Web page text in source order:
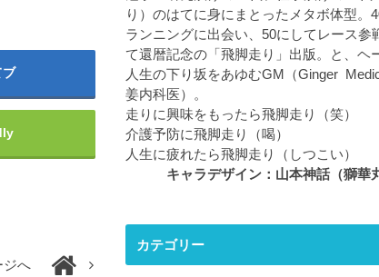
ブ
ジへ
り）のはてに身にまとったメタボ体型。
ランニングに出会い、50にしてレース参
て還暦記念の「飛脚走り」出版。と、ヘ
人生の下り坂をあゆむGM（Ginger
姜内科医）。
走りに興味をもったら飛脚走り（笑）
介護予防に飛脚走り（喝）
人生に疲れたら飛脚走り（しつこい）
キャラデザイン：山本神話（獅華丸
カテゴリー